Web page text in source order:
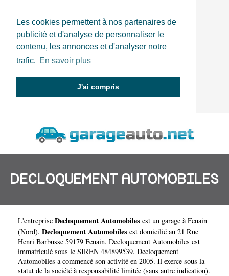
Les cookies permettent à nos partenaires de
publicité et d'analyse de personnaliser le
contenu, les annonces et d'analyser notre
trafic. En savoir plus
J'ai compris
DECLOQUEMENT AUTOMOBILES
L'entreprise Decloquement Automobiles est un garage à Fenain
(Nord). Decloquement Automobiles est domicilié au 21 Rue
Henri Barbusse 59179 Fenain. Decloquement Automobiles est
immatriculé sous le SIREN 484899539. Decloquement
Automobiles a commencé son activité en 2005. Il exerce sous la
statut de la société à responsabilité limitée (sans autre indication).